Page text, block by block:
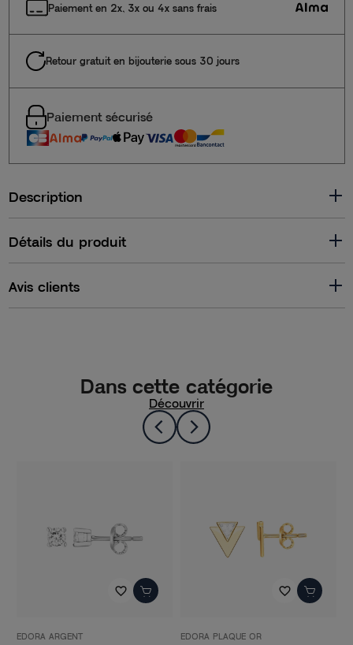
Paiement en 2x, 3x ou 4x sans frais
Retour gratuit en bijouterie sous 30 jours
Paiement sécurisé
Description
Détails du produit
Avis clients
Dans cette catégorie
Découvrir
favorite_border
EDORA ARGENT
favorite_border
EDORA PLAQUE OR